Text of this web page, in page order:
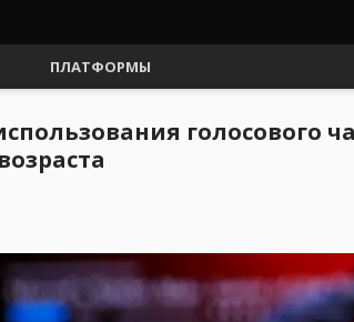
ПЛАТФОРМЫ
голосового